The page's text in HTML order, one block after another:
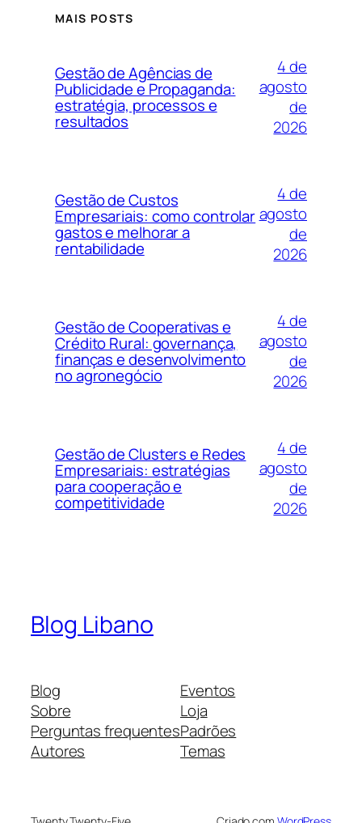
MAIS POSTS
Gestão de Agências de
Publicidade e Propaganda:
estratégia, processos e
resultados
4 de
agosto
de
2026
Gestão de Custos
Empresariais: como controlar
gastos e melhorar a
rentabilidade
4 de
agosto
de
2026
Gestão de Cooperativas e
Crédito Rural: governança,
finanças e desenvolvimento
no agronegócio
4 de
agosto
de
2026
Gestão de Clusters e Redes
Empresariais: estratégias
para cooperação e
competitividade
4 de
agosto
de
2026
Blog Libano
Blog
Sobre
Perguntas frequentes
Autores
Eventos
Loja
Padrões
Temas